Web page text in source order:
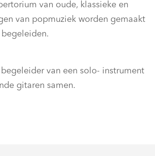
van oude, klassieke en
van popmuziek worden gemaakt
van een solo- instrument
gitaren samen.